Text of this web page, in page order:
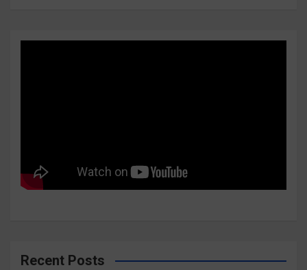
Recent Posts